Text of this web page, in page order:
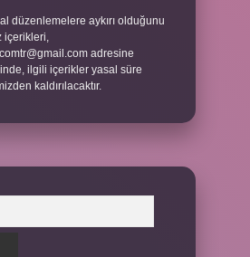
düzenlemelere aykırı olduğunu
içerikleri,
adresine
ilgili içerikler yasal süre
kaldırılacaktır.